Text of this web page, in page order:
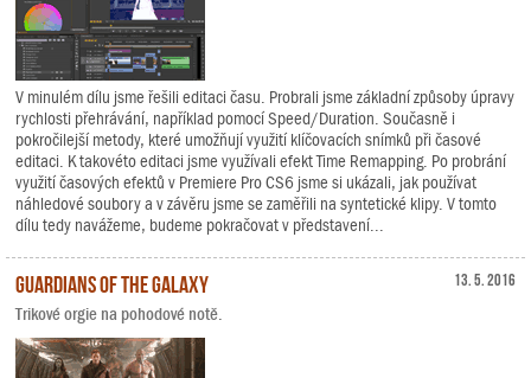
V minulém dílu jsme řešili editaci času. Probrali jsme základní způsoby úpravy
rychlosti přehrávání, například pomocí Speed/Duration. Současně i
pokročilejší metody, které umožňují využití klíčovacích snímků při časové
editaci. K takovéto editaci jsme využívali efekt Time Remapping. Po probrání
využití časových efektů v Premiere Pro CS6 jsme si ukázali, jak používat
náhledové soubory a v závěru jsme se zaměřili na syntetické klipy. V tomto
dílu tedy navážeme, budeme pokračovat v představení...
13. 5. 2016
Guardians of the Galaxy
Trikové orgie na pohodové notě.